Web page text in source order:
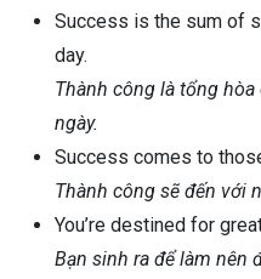
Success is the sum of
day.
Thành công là tổng
ngày.
Success comes to
Thành công sẽ đến với
You’re destined for
Bạn sinh ra để làm nên